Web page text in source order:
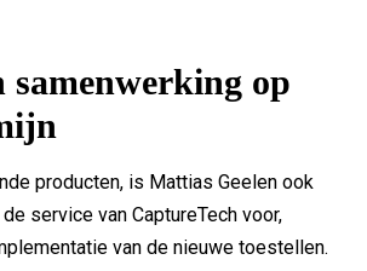
samenwerking op
producten, is Mattias Geelen ook
service van CaptureTech voor,
van de nieuwe toestellen.